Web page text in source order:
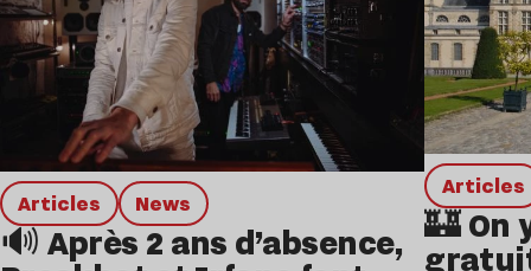
Articles news
🔊 Après 2 ans d’absence,
Articles
🏰 On